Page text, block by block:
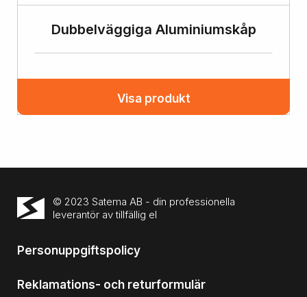
Dubbelväggiga Aluminiumskåp
Visa produkt
© 2023 Satema AB - din professionella
leverantör av tillfällig el
Personuppgiftspolicy
Reklamations- och returformulär